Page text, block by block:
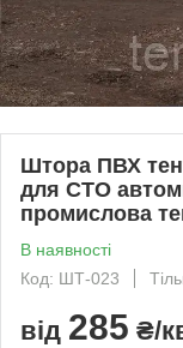
Штора ПВХ
для СТО
промислова
В наявності
Код: ШТ-023
від 285 ₴/